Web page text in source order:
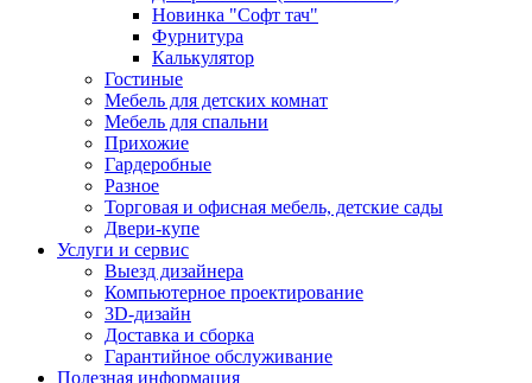
Новинка "Софт тач"
Фурнитура
Калькулятор
Гостиные
Мебель для детских комнат
Мебель для спальни
Прихожие
Гардеробные
Разное
Торговая и офисная мебель, детские сады
Двери-купе
Услуги и сервис
Выезд дизайнера
Компьютерное проектирование
3D-дизайн
Доставка и сборка
Гарантийное обслуживание
Полезная информация